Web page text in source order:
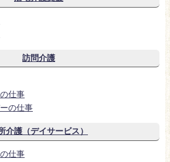
訪問介護
仕事
の仕事
介護（デイサービス）
仕事